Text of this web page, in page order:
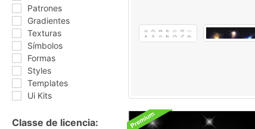
Patrones
Gradientes
Texturas
Símbolos
Formas
Styles
Templates
Ui Kits
Classe de licencia: